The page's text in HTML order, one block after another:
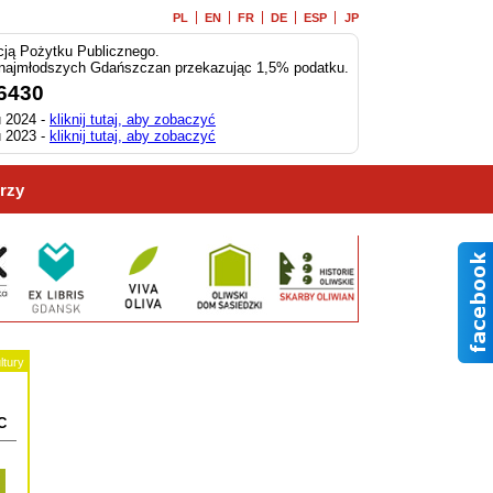
PL EN FR DE ESP JP
Pożytku Publicznego.
Gdańszczan przekazując 1,5% podatku.
2024 - kliknij tutaj, aby zobaczyć
2023 - kliknij tutaj, aby zobaczyć